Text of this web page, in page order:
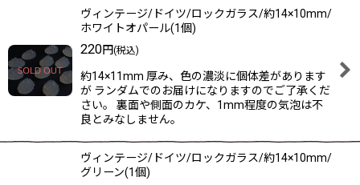
ヴィンテージ/ドイツ/ロックガラス/約14×10mm/
ホワイトオパール(1個)
220円(税込)
約14×11mm 厚み、色の濃淡に個体差があります
が ランダムでのお届けになりますのでご了承くだ
さい。 裏面や側面のカケ、1mm程度の気泡は不
良とみなしません。
ヴィンテージ/ドイツ/ロックガラス/約14×10mm/
グリーン(1個)